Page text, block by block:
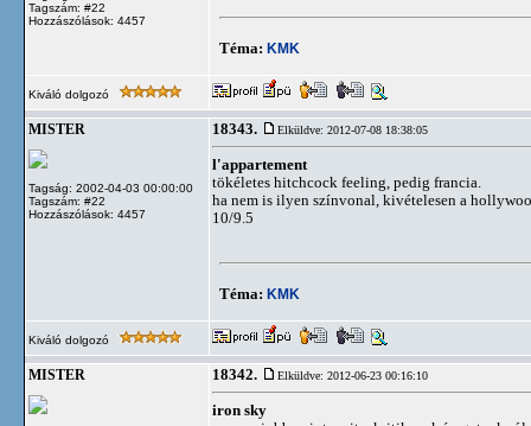
Tagszám: #22
Hozzászólások: 4457
Téma: KMK
Kiváló dolgozó
MISTER
Tagság: 2002-04-03 00:00:00
Tagszám: #22
Hozzászólások: 4457
18343. Elküldve: 2012-07-08 18:38:05
l'appartement
tökéletes hitchcock feeling, pedig francia.
ha nem is ilyen színvonal, kivételesen a
10/9.5
Téma: KMK
Kiváló dolgozó
MISTER 18342. Elküldve: 2012-06-23 00:16:10
iron sky